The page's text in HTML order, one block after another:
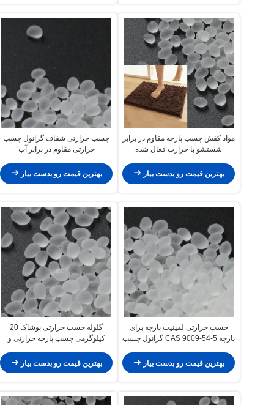
مواد کفش چسب پارچه مقاوم در برابر
شستشو با حرارت فعال شده
بهترین قیمت رو بدست بیار
چسب حرارتی شفاف گرانول چسب
حرارتی مقاوم در برابر آب
بهترین قیمت رو بدست بیار
چسب حرارتی لمینیت پارچه برای
پارچه CAS 9009-54-5 گرانول چسب
بهترین قیمت رو بدست بیار
گلوله چسب حرارتی پوشاک 20
کیلوگرمی چسب پارچه حرارتی و
بهترین قیمت رو بدست بیار